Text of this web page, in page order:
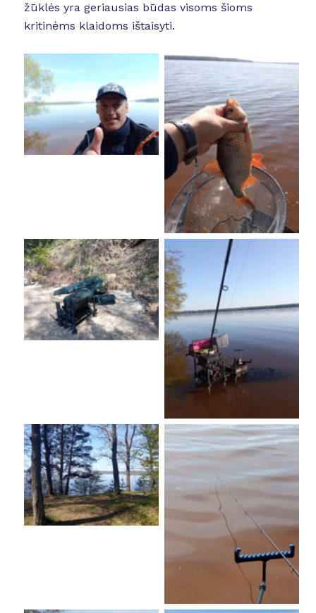
žūklės yra geriausias būdas visoms šioms
kritinėms klaidoms ištaisyti.
No Caption
No Caption
No Caption
No Caption
No Caption
No Caption